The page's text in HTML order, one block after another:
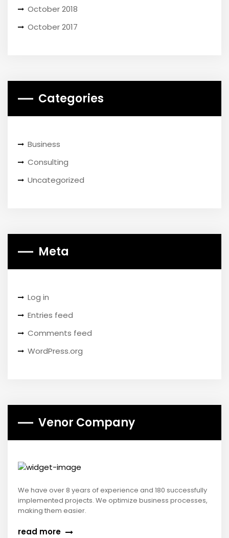
October 2018
October 2017
Categories
Business
Consulting
Uncategorized
Meta
Log in
Entries feed
Comments feed
WordPress.org
Venor Company
We have over 8 years of experience and 180 successfully
implemented projects. We optimize business processes,
making them easier.
read more